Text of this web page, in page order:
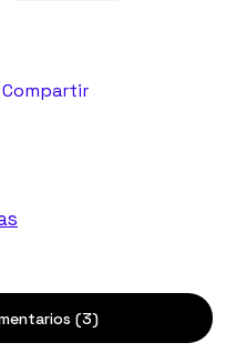
Compartir
(3)